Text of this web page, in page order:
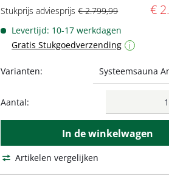
Stukprijs adviesprijs€ 2.799,99 €
Levertijd: 10-17 werkdagen
Gratis Stukgoedverzending
i
Varianten:
Aantal:
In de winkelwagen
Artikelen vergelijken